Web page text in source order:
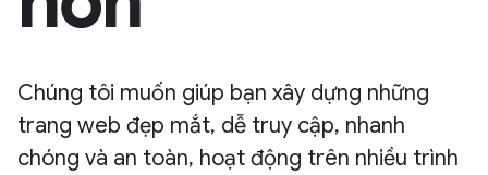
Chúng tôi muốn giúp bạn xây dựng những
trang web đẹp mắt, dễ truy cập, nhanh
chóng và an toàn, hoạt động trên nhiều trình